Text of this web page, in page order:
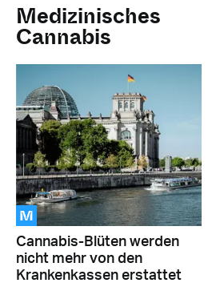
Medizinisches
Cannabis
M
Cannabis-Blüten werden
nicht mehr von den
Krankenkassen erstattet